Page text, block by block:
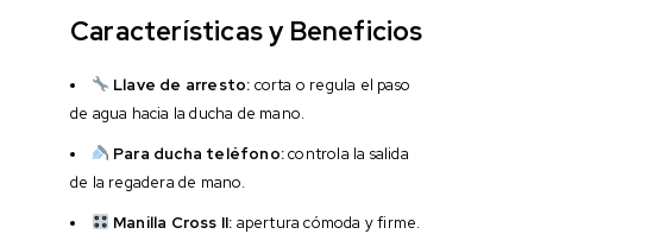
Características y Beneficios
Llave de arresto: corta o regula el paso
de agua hacia la ducha de mano.
Para ducha teléfono:controla la salida
de la regadera de mano.
Manilla Cross II: apertura cómoda y firme.